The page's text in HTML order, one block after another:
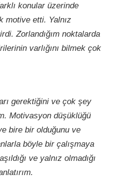
konular üzerinde
motive etti. Yalnız
Zorlandığım noktalarda
varlığını bilmek çok
gerektiğini ve çok şey
Motivasyon düşüklüğü
bire bir olduğunu ve
böyle bir çalışmaya
ve yalnız olmadığı